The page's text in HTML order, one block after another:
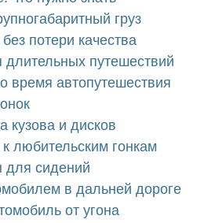
груз
потери качества
путешествий
время автопутешествия
кузова и дисков
любительским гонкам
для сидений
в дальней дороге
от угона